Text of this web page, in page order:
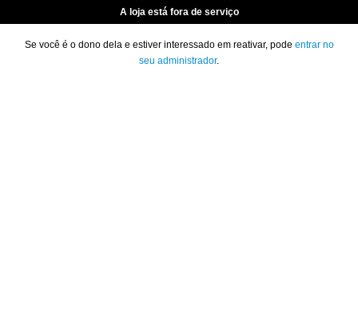
A loja está fora de serviço
Se você é o dono dela e estiver interessado em reativar, pode entrar no
seu administrador.